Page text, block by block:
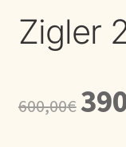
Pasillo
Zigler
600,00€
El
precio